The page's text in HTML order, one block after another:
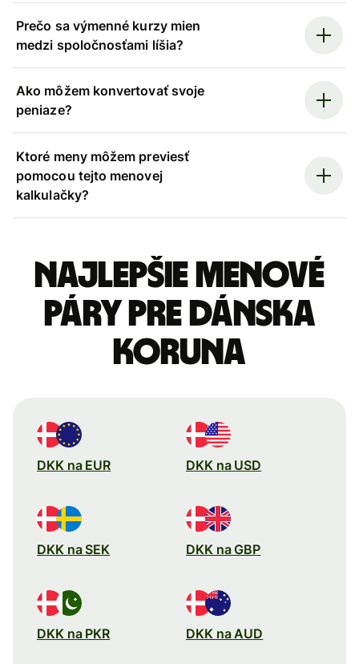
Prečo sa výmenné kurzy mien
medzi spoločnosťami líšia?
Ako môžem konvertovať svoje
peniaze?
Ktoré meny môžem previesť
pomocou tejto menovej
kalkulačky?
Najlepšie menové
páry pre Dánska
koruna
DKK na EUR DKK na USD
DKK na SEK DKK na GBP
DKK na PKR DKK na AUD